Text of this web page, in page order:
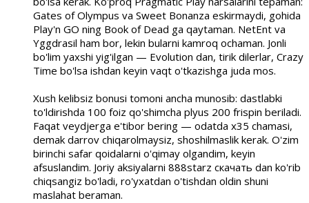
Gates of Olympus va Sweet Bonanza eskirmaydi, gohida
Play'n GO ning Book of Dead ga qaytaman. NetEnt va
Yggdrasil ham bor, lekin bularni kamroq ochaman. Jonli
bo'lim yaxshi yig'ilgan — Evolution dan, tirik dilerlar, Crazy
Time bo'lsa ishdan keyin vaqt o'tkazishga juda mos.
Xush kelibsiz bonusi tomoni ancha munosib: dastlabki
to'ldirishda 100 foiz qo'shimcha plyus 200 frispin beriladi.
Faqat veydjerga e'tibor bering — odatda x35 chamasi,
demak darrov chiqarolmaysiz, shoshilmaslik kerak. O'zim
birinchi safar qoidalarni o'qimay olgandim, keyin
afsuslandim. Joriy aksiyalarni 888starz скачать dan ko'rib
chiqsangiz bo'ladi, ro'yxatdan o'tishdan oldin shuni
maslahat beraman.